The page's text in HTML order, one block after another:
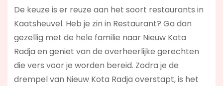
De keuze is er reuze aan het soort restaurants in
Kaatsheuvel. Heb je zin in Restaurant? Ga dan
gezellig met de hele familie naar Nieuw Kota
Radja en geniet van de overheerlijke gerechten
die vers voor je worden bereid. Zodra je de
drempel van Nieuw Kota Radja overstapt, is het